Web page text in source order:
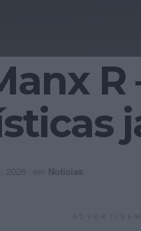
R
2026 em Notícias